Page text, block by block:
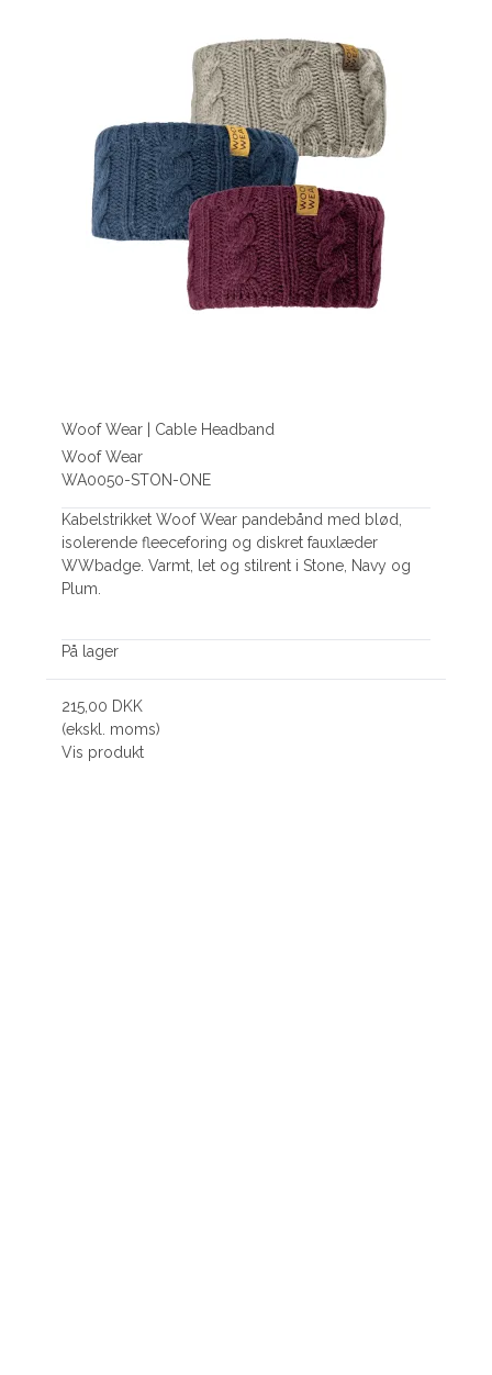
Woof Wear | Cable Headband
Woof Wear
WA0050-STON-ONE
Kabelstrikket Woof Wear pandebånd med blød,
isolerende fleeceforing og diskret fauxlæder
WWbadge. Varmt, let og stilrent i Stone, Navy og
Plum.
På lager
215,00 DKK
(ekskl. moms)
Vis produkt